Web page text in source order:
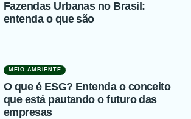
Fazendas Urbanas no Brasil:
entenda o que são
MEIO AMBIENTE
O que é ESG? Entenda o conceito
que está pautando o futuro das
empresas